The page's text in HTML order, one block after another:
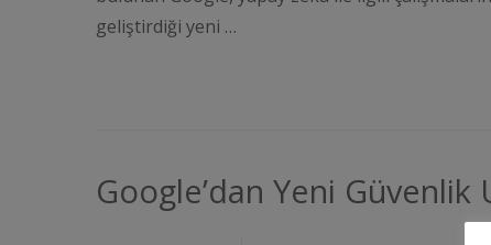
geliştirdiği yeni …
Google’dan Yeni Güvenlik